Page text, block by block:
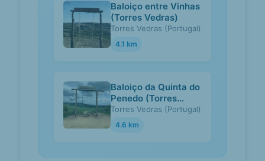
Baloiço entre Vinhas
(Torres Vedras)
Torres Vedras (Portugal)
4.1 km
Baloiço da Quinta do
Penedo (Torres
Vedras)
Torres Vedras (Portugal)
4.6 km